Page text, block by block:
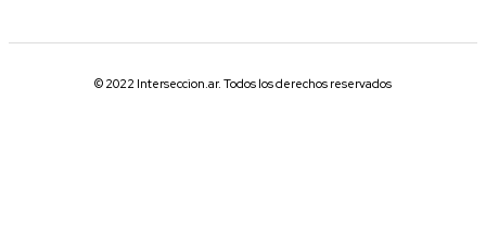
© 2022 Interseccion.ar. Todos los derechos reservados